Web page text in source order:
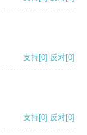
支持[0] 反对[0]
支持[0] 反对[0]